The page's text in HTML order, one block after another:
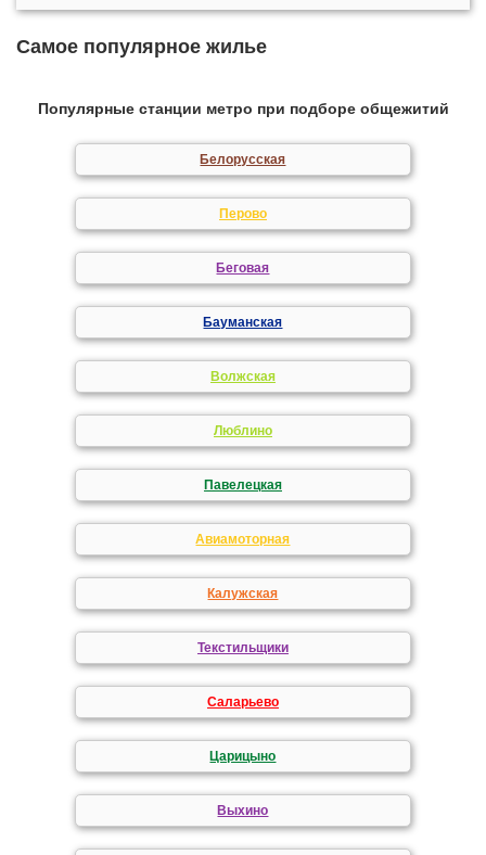
Самое популярное жилье
Популярные станции метро при подборе общежитий
Белорусская
Перово
Беговая
Бауманская
Волжская
Люблино
Павелецкая
Авиамоторная
Калужская
Текстильщики
Саларьево
Царицыно
Выхино